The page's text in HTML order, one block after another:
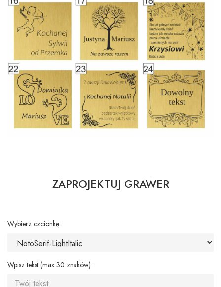
ZAPROJEKTUJ GRAWER
Wybierz czcionkę:
Wpisz tekst (max 30 znaków):